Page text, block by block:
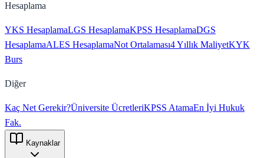
Hesaplama
YKS HesaplamaLGS HesaplamaKPSS HesaplamaDGS
HesaplamaALES HesaplamaNot Ortalaması4 Yıllık MaliyetKYK
Burs
Diğer
Kaç Net Gerekir?Üniversite ÜcretleriKPSS AtamaEn İyi Hukuk
Fak.
Kaynaklar